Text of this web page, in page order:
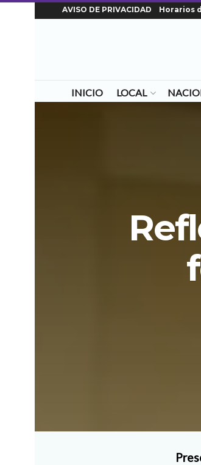
AVISO DE PRIVACIDAD Horarios
INICIO LOCAL